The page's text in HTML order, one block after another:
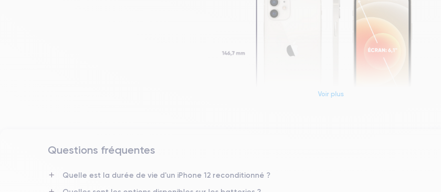
Date de sortie
Voir plus
Questions fréquentes
Quelle est la durée de vie d'un iPhone 12 reconditionné ?